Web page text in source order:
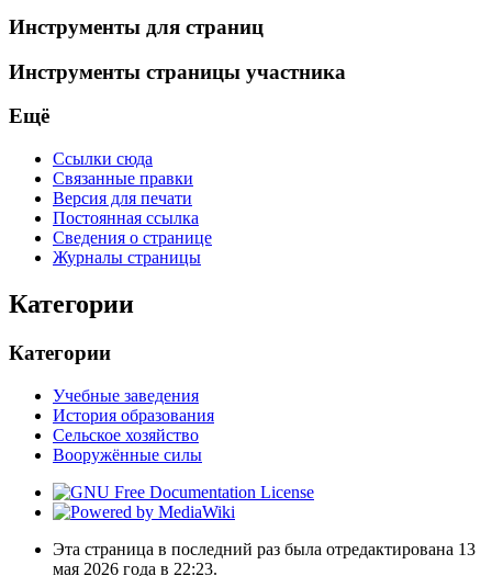
Инструменты для страниц
Инструменты страницы участника
Ещё
Ссылки сюда
Связанные правки
Версия для печати
Постоянная ссылка
Сведения о странице
Журналы страницы
Категории
Категории
Учебные заведения
История образования
Сельское хозяйство
Вооружённые силы
Эта страница в последний раз была отредактирована 13
мая 2026 года в 22:23.